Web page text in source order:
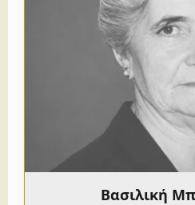
Βασιλική